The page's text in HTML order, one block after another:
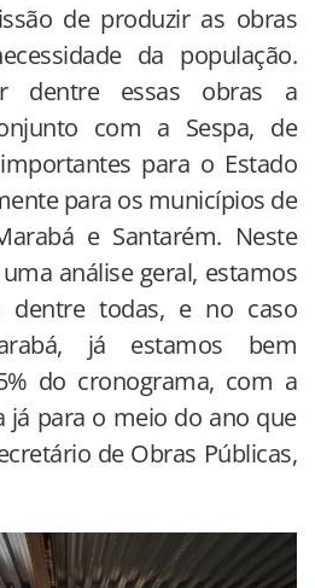
de produzir as obras
da população.
dentre essas obras a
com a Sespa, de
para o Estado
para os municípios de
e Santarém. Neste
análise geral, estamos
dentre todas, e no caso
já estamos bem
do cronograma, com a
já para o meio do ano que
de Obras Públicas,